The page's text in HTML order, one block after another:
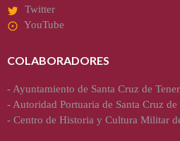
Twitter
YouTube
COLABORADORES
- Ayuntamiento de Santa Cruz de
- Autoridad Portuaria de Santa Cruz de
- Centro de Historia y Cultura Militar